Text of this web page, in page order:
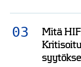
Mitä